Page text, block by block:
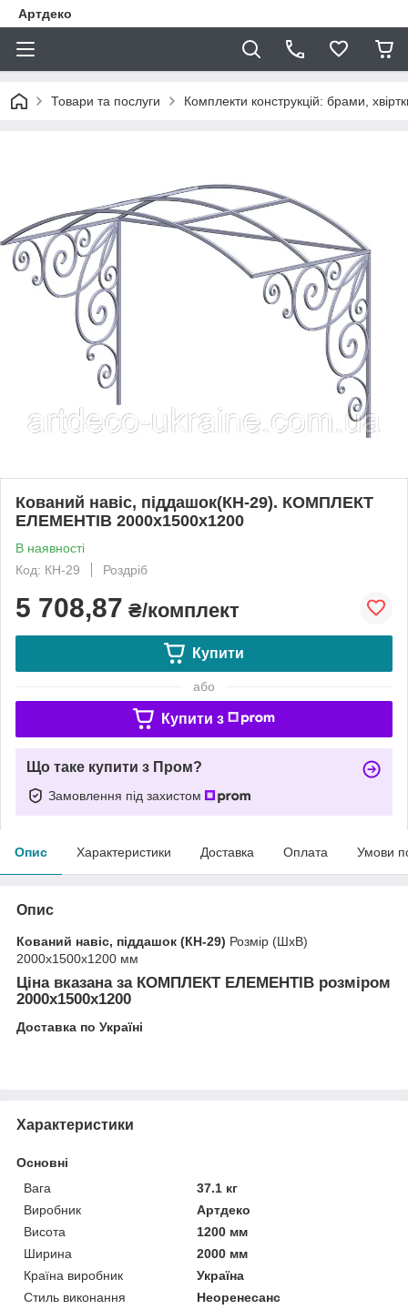
Артдеко
Товари та послуги Комплекти конструкцій: брами,
Кований навіс, піддашок(КН-29). КОМПЛЕКТ
ЕЛЕМЕНТІВ 2000х1500х1200
В наявності
Код: КН-29
Роздріб
5 708,87 ₴/комплект
Купити
або
Купити з
Що таке купити з Пром?
Замовлення під захистом
Опис Характеристики Доставка Оплата Умови
Опис
Кований навіс, піддашок (КН-29) Розмір (ШхВ)
2000х1500х1200 мм
Ціна вказана за КОМПЛЕКТ ЕЛЕМЕНТІВ розміром
2000х1500х1200
Доставка по Україні
Характеристики
Основні
Вага
37.1 кг
Виробник
Артдеко
Висота
1200 мм
Ширина
2000 мм
Країна виробник
Україна
Стиль виконання
Неоренесанс